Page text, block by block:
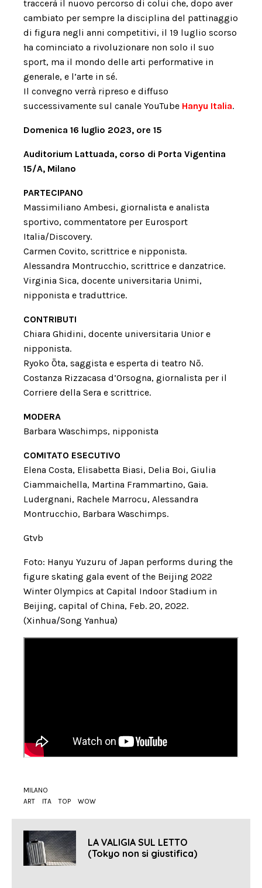
traccerà il nuovo percorso di colui che, dopo aver
cambiato per sempre la disciplina del pattinaggio
di figura negli anni competitivi, il 19 luglio scorso
ha cominciato a rivoluzionare non solo il suo
sport, ma il mondo delle arti performative in
generale, e l’arte in sé.
Il convegno verrà ripreso e diffuso
successivamente sul canale YouTube Hanyu Italia.
Domenica 16 luglio 2023, ore 15
Auditorium Lattuada, corso di Porta Vigentina
15/A, Milano
PARTECIPANO
Massimiliano Ambesi, giornalista e analista
sportivo, commentatore per Eurosport
Italia/Discovery.
Carmen Covito, scrittrice e nipponista.
Alessandra Montrucchio, scrittrice e danzatrice.
Virginia Sica, docente universitaria Unimi,
nipponista e traduttrice.
CONTRIBUTI
Chiara Ghidini, docente universitaria Unior e
nipponista.
Ryoko Ōta, saggista e esperta di teatro Nō.
Costanza Rizzacasa d’Orsogna, giornalista per il
Corriere della Sera e scrittrice.
MODERA
Barbara Waschimps, nipponista
COMITATO ESECUTIVO
Elena Costa, Elisabetta Biasi, Delia Boi, Giulia
Ciammaichella, Martina Frammartino, Gaia.
Ludergnani, Rachele Marrocu, Alessandra
Montrucchio, Barbara Waschimps.
Gtvb
Foto: Hanyu Yuzuru of Japan performs during the
figure skating gala event of the Beijing 2022
Winter Olympics at Capital Indoor Stadium in
Beijing, capital of China, Feb. 20, 2022.
(Xinhua/Song Yanhua)
MILANO
ART
ITA TOP WOW
LA VALIGIA SUL LETTO
(Tokyo non si giustifica)